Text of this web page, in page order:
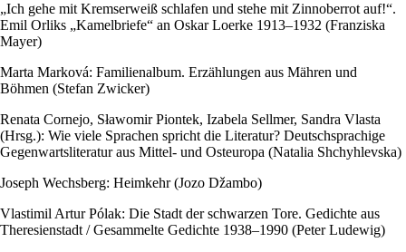
„Ich gehe mit Kremserweiß schlafen und stehe mit Zinnoberrot auf!“.
Emil Orliks „Kamelbriefe“ an Oskar Loerke 1913–1932 (Franziska
Mayer)
Marta Marková: Familienalbum. Erzählungen aus Mähren und
Böhmen (Stefan Zwicker)
Renata Cornejo, Sławomir Piontek, Izabela Sellmer, Sandra Vlasta
(Hrsg.): Wie viele Sprachen spricht die Literatur? Deutschsprachige
Gegenwartsliteratur aus Mittel- und Osteuropa (Natalia Shchyhlevska)
Joseph Wechsberg: Heimkehr (Jozo Džambo)
Vlastimil Artur Pólak: Die Stadt der schwarzen Tore. Gedichte aus
Theresienstadt / Gesammelte Gedichte 1938–1990 (Peter Ludewig)